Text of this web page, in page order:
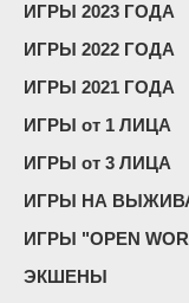
ИГРЫ 2023 ГОДА
ИГРЫ 2022 ГОДА
ИГРЫ 2021 ГОДА
ИГРЫ от 1 ЛИЦА
ИГРЫ от 3 ЛИЦА
ИГРЫ НА
ИГРЫ "OPEN
ЭКШЕНЫ